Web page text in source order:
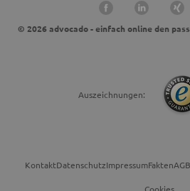
© 2026 advocado - einfach online den
Auszeichnungen:
KontaktDatenschutzImpressumFaktenAGB